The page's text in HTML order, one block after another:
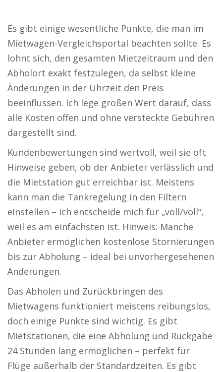
Es gibt einige wesentliche Punkte, die man im
Mietwagen-Vergleichsportal beachten sollte. Es
lohnt sich, den gesamten Mietzeitraum und den
Abholort exakt festzulegen, da selbst kleine
Änderungen in der Uhrzeit den Preis
beeinflussen. Ich lege großen Wert darauf, dass
alle Kosten offen und ohne versteckte Gebühren
dargestellt sind.
Kundenbewertungen sind wertvoll, weil sie oft
Hinweise geben, ob der Anbieter verlässlich und
die Mietstation gut erreichbar ist. Meistens
kann man die Tankregelung in den Filtern
einstellen – ich entscheide mich für „voll/voll“,
weil es am einfachsten ist. Hinweis: Manche
Anbieter ermöglichen kostenlose Stornierungen
bis zur Abholung – ideal bei unvorhergesehenen
Änderungen.
Das Abholen und Zurückbringen des
Mietwagens funktioniert meistens reibungslos,
doch einige Punkte sind wichtig. Es gibt
Mietstationen, die eine Abholung und Rückgabe
24 Stunden lang ermöglichen – perfekt für
Flüge außerhalb der Standardzeiten. Es gibt